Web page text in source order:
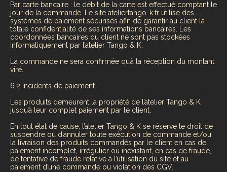
Par carte bancaire : le débit de la carte est effectué comptant le
jour de la commande. Le site ateliertango-k.fr utilise des
systèmes de paiement sécurisés afin de garantir au client la
totale confidentialité de ses informations bancaires. Les
coordonnées bancaires du client ne sont pas stockées
informatiquement par l’atelier Tango & K.
La commande ne sera confirmée qu’à la réception du montant
viré.
6.2 Incidents de paiement
Les produits demeurent la propriété de l’atelier Tango & K
jusqu’à leur complet paiement par le client.
En tout état de cause, l’atelier Tango & K se réserve le droit de
suspendre ou d’annuler toute exécution de commande et/ou
la livraison des produits commandés par le client en cas de
paiement incomplet, irrégulier ou inexistant, en cas de fraude,
de tentative de fraude relative à l’utilisation du site et au
paiement d’une commande ou violation des CGV.